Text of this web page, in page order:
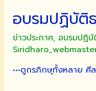
อบรมปฏิบัติ
ข่าวประกาศ, อบรมปฏิบั
•••ดูกรภิกษุทั้งหลาย ศี